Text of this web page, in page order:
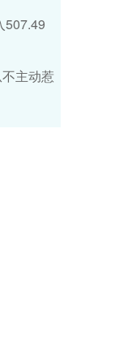
507.49
主动惹